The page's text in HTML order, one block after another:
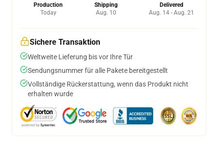
Production
Today
Shipping
Aug. 10
Delivered
Aug. 14 - Aug. 21
Sichere Transaktion
Weltweite Lieferung bis vor Ihre Tür
Sendungsnummer für alle Pakete bereitgestellt
Vollständige Rückerstattung, wenn das Produkt nicht
erhalten wurde